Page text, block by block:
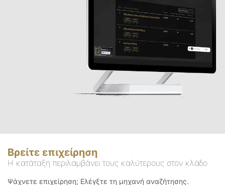
Βρείτε επιχείρηση
Η κατάταξη περιλαμβάνει τους καλύτερους στον κλάδο
Ψάχνετε επιχείρηση; Ελέγξτε τη μηχανή αναζήτησης.